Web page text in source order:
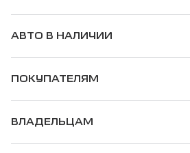
АВТО В НАЛИЧИИ
ПОКУПАТЕЛЯМ
ВЛАДЕЛЬЦАМ